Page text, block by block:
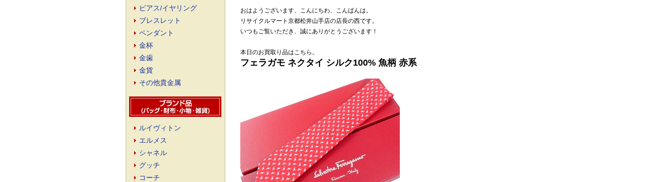
おはようございます、 こんにちわ、こんばんは。
リサイクルマート京都松井山手店の店長の西です。
いつもご覧いただき、誠にありがとうございます！
本日のお買取り品はこちら。
フェラガモ ネクタイ シルク100% 魚柄 赤系
ピアス/イヤリング
ブレスレット
ペンダント
金杯
金歯
金貨
その他貴金属
ルイヴィトン
エルメス
シャネル
グッチ
コーチ